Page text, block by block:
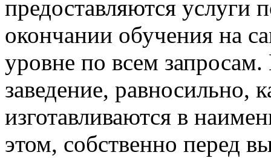
предоставляются услуги
окончании обучения на
уровне по всем
заведение, равносильно,
изготавливаются в
этом, собственно перед